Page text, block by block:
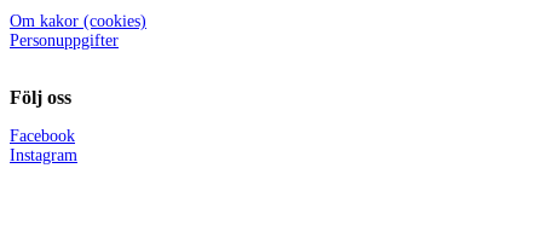
Om kakor (cookies)
Personuppgifter
Följ oss
Facebook
Instagram